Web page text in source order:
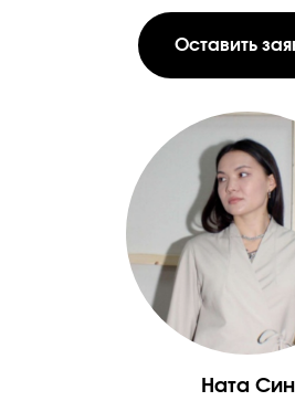
Оставить
Ната Син